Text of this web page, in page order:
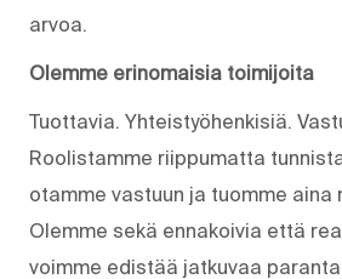
arvoa.
Olemme erinomaisia toimijoita
Tuottavia. Yhteistyöhenkisiä.
Roolistamme riippumatta
otamme vastuun ja tuomme aina
Olemme sekä ennakoivia että
voimme edistää jatkuvaa